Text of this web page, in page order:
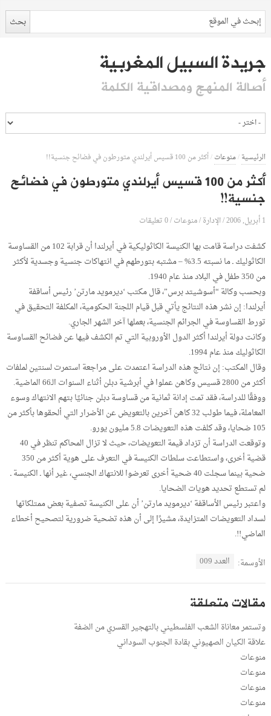
جريدة السبيل المغربية
أصالة المنهج ومصداقية الكلمة
الرئيسية/منوعات/أكثر من 100 قسيس أيرلندي متورطون في فضائح جنسية!!
أكثر من 100 قسيس أيرلندي متورطون في فضائح
جنسية!!
1 أبريل, 2006 /الإدارة/منوعات/0 تعليقات
كشفت دراسة قامت بها الكنيسة الكاثوليكية في أيرلندا أن قرابة 102 من القساوسة
الكاثوليك ـ ما نسبته 3.5% – مشتبه بتورطهم في انتهاكات جنسية وجسدية لأكثر
من 350 طفل في البلاد منذ عام 1940.
وبحسب وكالة “أسوشيتد برس”، قال مكتب ‘ديرمويد مارتن’ رئيس أساقفة
أيرلندا: إن نشر هذه النتائج يأتي قبل قيام اللجنة الحكومية، المكلفة التحقيق في
تورط القساوسة في الجرائم الجنسية، بعملها آخر الشهر الجاري.
وكانت دولة أيرلندا أكثر الدول الأوروبية التي تم الكشف فيها عن فضائح القساوسة
الكاثوليك منذ عام 1994.
وقال المكتب: إن نتائج هذه الدراسة اعتمدت على مراجعة استمرت لسنتين لملفات
أكثر من 2800 قسيس وكاهن عملوا في أبرشية دبلن أثناء السنوات الـ66 الماضية.
ووفقًا للدراسة، فقد تمت إدانة ثمانية من قساوسة دبلن جنائيًا بتهم الانتهاك وسوء
المعاملة، فيما طولب 32 كاهن آخرين بالتعويض عن الأضرار التي ألحقوها بأكثر من
105 ضحايا، وقد كلفت هذه التعويضات 5.8 مليون يورو.
وتوقعت الدراسة أن تزداد قيمة التعويضات، حيث لا تزال المحاكم تنظر في 40
قضية أخرى، واستطاعت سلطات الكنيسة في التعرف على هوية أكثر من 350
ضحية بينما سجلت 40 ضحية أخرى تعرضوا للانتهاك الجنسي، غير أنها ـ الكنيسة ـ
لم تستطع تحديد هويات الضحايا.
واعتبر رئيس الأساقفة ‘ديرمويد مارتن’ أن على الكنيسة تصفية بعض ممتلكاتها
لسداد التعويضات المتزايدة، مشيرًا إلى أن هذه تضحية ضرورية لتصحيح أخطاء
الماضي!!.
الأوسمة: العدد 009
مقالات متعلقة
وتستمر معاناة الشعب الفلسطيني بالتهجير القسري من الضفة
علاقة الكيان الصهيوني بقادة الجنوب السوداني
منوعات
منوعات
منوعات
منوعات